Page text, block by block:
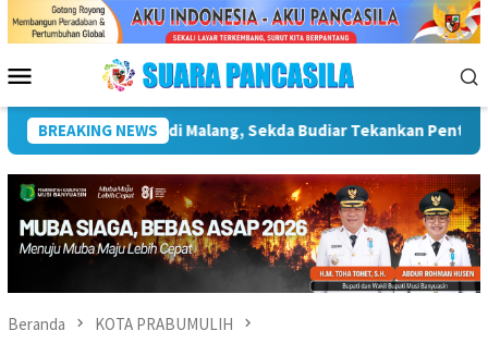
Menu
Mobile
BREAKING NEWSWakil Wali Kota Lepas Lomba Gerak Jalan
Beranda KOTA PRABUMULIH